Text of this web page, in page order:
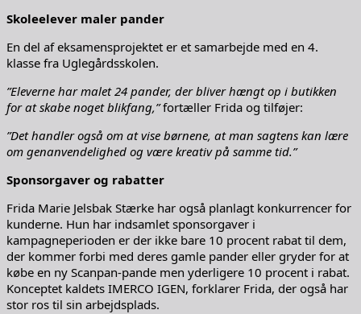
Skoleelever maler pander
En del af eksamensprojektet er et samarbejde med en 4.
klasse fra Uglegårdsskolen.
”Eleverne har malet 24 pander, der bliver hængt op i butikken
for at skabe noget blikfang,”fortæller Frida og tilføjer:
”Det handler også om at vise børnene, at man sagtens kan lære
om genanvendelighed og være kreativ på samme tid.”
Sponsorgaver og rabatter
Frida Marie Jelsbak Stærke har også planlagt konkurrencer for
kunderne. Hun har indsamlet sponsorgaver i
kampagneperioden er der ikke bare 10 procent rabat til dem,
der kommer forbi med deres gamle pander eller gryder for at
købe en ny Scanpan-pande men yderligere 10 procent i rabat.
Konceptet kaldets IMERCO IGEN, forklarer Frida, der også har
stor ros til sin arbejdsplads.